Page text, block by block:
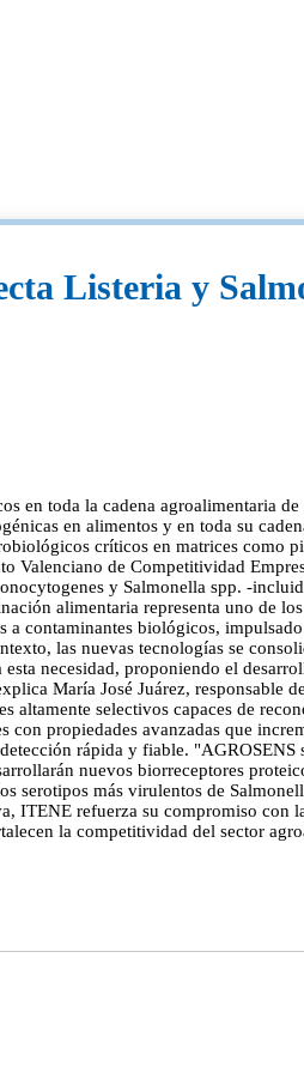
Listeria y
en toda la cadena agroalimentaria
en alimentos y en toda su
críticos en matrices como
Valenciano de Competitividad
y Salmonella spp. -
alimentaria representa uno de
a contaminantes biológicos,
las nuevas tecnologías se
necesidad, proponiendo el
María José Juárez, responsable
selectivos capaces de
propiedades avanzadas que
rápida y fiable. "AGROSENS
nuevos biorreceptores
más virulentos de
ITENE refuerza su compromiso
la competitividad del sector